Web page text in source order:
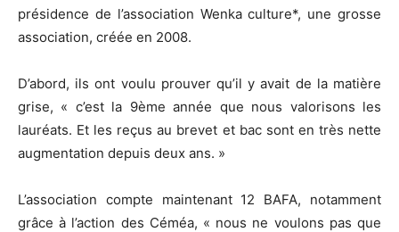
présidence de l’association Wenka culture*, une grosse
association, créée en 2008.
D’abord, ils ont voulu prouver qu’il y avait de la matière
grise, « c’est la 9ème année que nous valorisons les
lauréats. Et les reçus au brevet et bac sont en très nette
augmentation depuis deux ans. »
L’association compte maintenant 12 BAFA, notamment
grâce à l’action des Céméa, « nous ne voulons pas que